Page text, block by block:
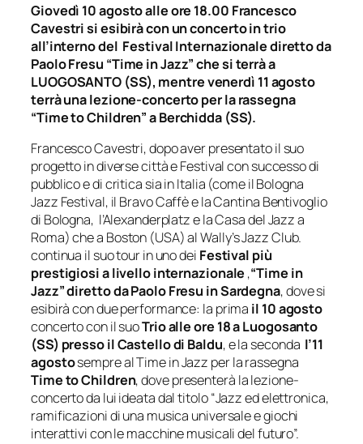
Giovedì 10 agosto alle ore 18.00 Francesco
Cavestri si esibirà con un concerto in trio
all’interno del Festival Internazionale diretto da
Paolo Fresu “Time in Jazz” che si terrà a
LUOGOSANTO (SS), mentre venerdì 11 agosto
terrà una lezione-concerto per la rassegna
“Time to Children” a Berchidda (SS).
Francesco Cavestri, dopo aver presentato il suo
progetto in diverse città e Festival con successo di
pubblico e di critica sia in Italia (come il Bologna
Jazz Festival, il Bravo Caffè e la Cantina Bentivoglio
di Bologna, l’Alexanderplatz e la Casa del Jazz a
Roma) che a Boston (USA) al Wally’s Jazz Club.
continua il suo tour in uno dei Festival più
prestigiosi a livello internazionale ,“Time in
Jazz” diretto da Paolo Fresu in Sardegna, dove si
esibirà con due performance: la prima il 10 agosto
concerto con il suoTrio alle ore 18 a Luogosanto
(SS) presso il Castello di Baldu, e la seconda l’11
agostosempre al Time in Jazz per la rassegna
Time to Children, dove presenterà la lezione-
concerto da lui ideata dal titolo “Jazz ed elettronica,
ramificazioni di una musica universalee giochi
interattivi con le macchine musicali del futuro”.